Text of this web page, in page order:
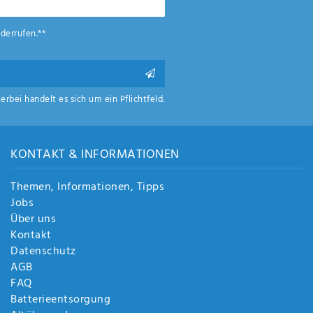
handelt es sich um ein Pflichtfeld.
KONTAKT & INFORMATIONEN
Themen, Informationen, Tipps
Jobs
Über uns
Kontakt
Datenschutz
AGB
FAQ
Batterieentsorgung